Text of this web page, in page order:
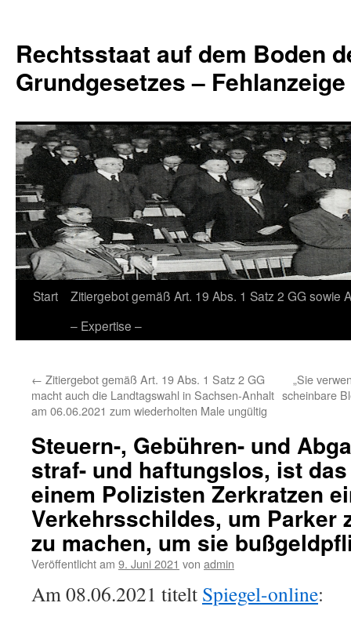
springen
Rechtsstaat auf dem Boden
Grundgesetzes –
Start
Zitiergebot gemäß Art. 19 Abs. 1 Satz 2 GG sowie
– Expertise –
← Zitiergebot gemäß Art. 19 Abs. 1 Satz 2 GG
macht auch die Landtagswahl in Sachsen-Anhalt
am 06.06.2021 zum wiederholten Male ungültig
„Sie
scheinbare
Steuern-, Gebühren- und
straf- und haftungslos, ist
einem Polizisten Zerkratzen
Verkehrsschildes, um Parker
zu machen, um sie
Veröffentlicht am 9. Juni 2021 von admin
Am 08.06.2021 titelt Spiegel-online: